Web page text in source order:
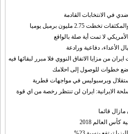
في الانتخابات القادمة
2.75 مليون برميل يوميا
لا تمت أية صلة بالواقع
الأعداء، دفاعية ورادعة
من مزايا الاتفاق النووي فلا مبرر لبقائها فيه
خطوات للوصول إلى احلامك
وبرسبوليس في مواجهات قطرية
الايرانية: ايران لن تنتظر رخصة من اي قوة
مازال قائما
العالم 2018